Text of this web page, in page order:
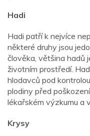
Hadi
Hadi patří k nejvíce
některé druhy jsou
člověka, většina hadů
životním prostředí.
hlodavců pod
plodiny před
lékařském výzkumu a
Krysy